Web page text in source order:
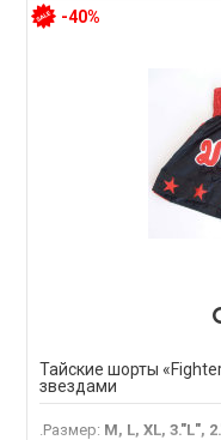
-40%
Тайские шорты
звездами
.Размер: M, L, XL, 3."L",